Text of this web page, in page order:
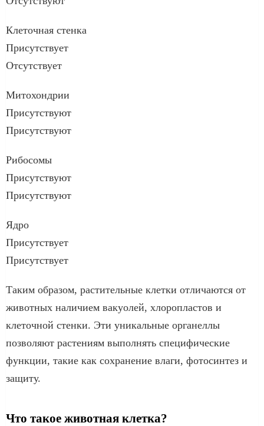
Клеточная стенка
Присутствует
Отсутствует
Митохондрии
Присутствуют
Присутствуют
Рибосомы
Присутствуют
Присутствуют
Ядро
Присутствует
Присутствует
Таким образом, растительные клетки отличаются от
животных наличием вакуолей, хлоропластов и
клеточной стенки. Эти уникальные органеллы
позволяют растениям выполнять специфические
функции, такие как сохранение влаги, фотосинтез и
защиту.
Что такое животная клетка?